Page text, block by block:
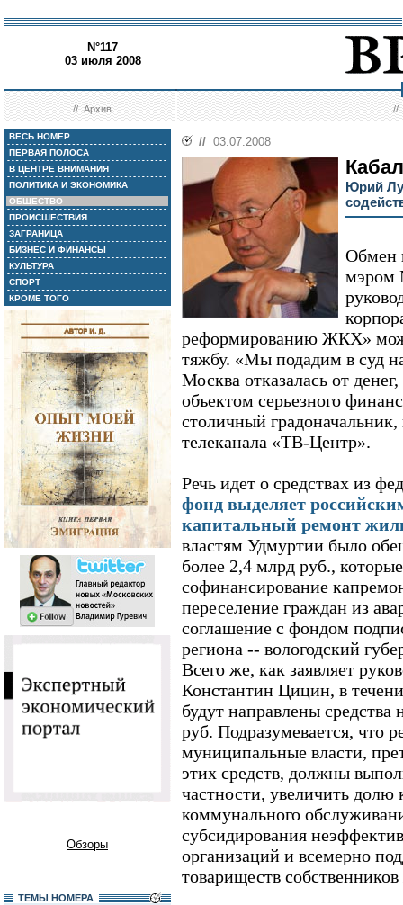
N°117
03 июля 2008
//Архив //
ВЕСЬ НОМЕР
ПЕРВАЯ ПОЛОСА
В ЦЕНТРЕ ВНИМАНИЯ
ПОЛИТИКА И ЭКОНОМИКА
ОБЩЕСТВО
ПРОИСШЕСТВИЯ
ЗАГРАНИЦА
БИЗНЕС И ФИНАНСЫ
КУЛЬТУРА
СПОРТ
КРОМЕ ТОГО
Обзоры
ТЕМЫ НОМЕРА
// 03.07.2008
Юрий
Обмен
мэром
реформированию ЖКХ»
тяжбу. «Мы подадим в суд
Москва отказалась от
объектом серьезного
столичный
телеканала «ТВ-Центр».
Речь идет о средствах из
фонд выделяет
капитальный ремонт
властям Удмуртии было
более 2,4 млрд руб.,
софинансирование
переселение граждан из
соглашение с фондом
региона -- вологодский
Всего же, как заявляет
Константин Цицин, в
будут направлены
руб. Подразумевается, что
муниципальные власти,
этих средств, должны
частности, увеличить
коммунального
субсидирования
организаций и всемерно
товариществ